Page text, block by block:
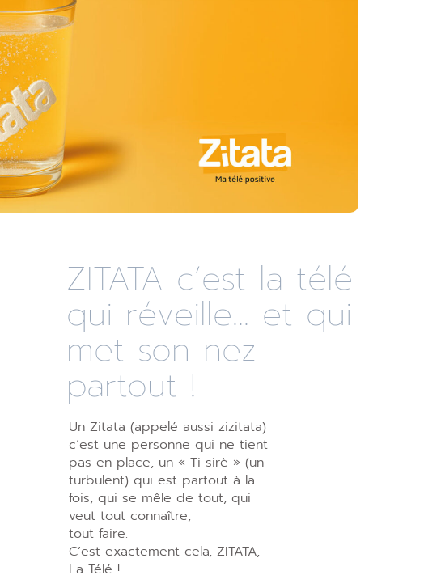
ZITATA c’est la télé
qui réveille... et qui
met son nez
partout !
Un Zitata (appelé aussi zizitata)
c’est une personne qui ne tient
pas en place, un « Ti sirè » (un
turbulent) qui est partout à la
fois, qui se mêle de tout, qui
veut tout connaître,
tout faire.
C’est exactement cela, ZITATA,
La Télé !